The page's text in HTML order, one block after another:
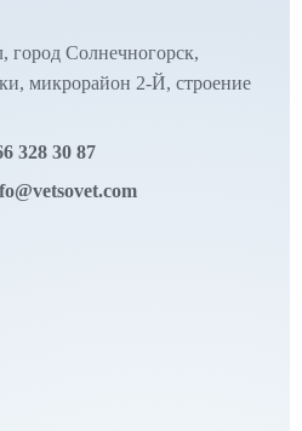
город Солнечногорск,
микрорайон 2-Й, строение
328 30 87